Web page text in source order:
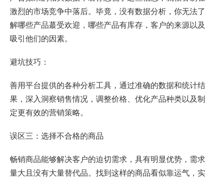
激烈的市场竞争中落后。毕竟，没有数据分析，你无法了
解哪些产品蕞受欢迎，哪些产品有库存，客户的来源以及
吸引他们的因素。
避坑技巧：
善用平台提供的各种分析工具，通过准确的数据和统计结
果，深入洞察销售情况，调整价格、优化产品种类以及制
定更有效的营销策略。
误区三：选择不合格的商品
畅销商品能够解决客户的迫切需求，具有明显优势，需求
量大且没有大量替代品。找到这样的商品看似靠运气，实